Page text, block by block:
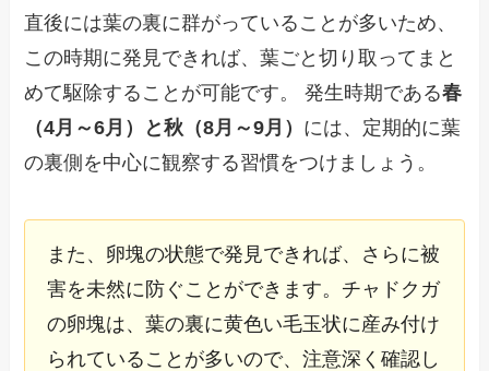
直後には葉の裏に群がっていることが多いため、
この時期に発見できれば、葉ごと切り取ってまと
めて駆除することが可能です。 発生時期である春
（4月～6月）と秋（8月～9月） には、定期的に葉
の裏側を中心に観察する習慣をつけましょう。
また、卵塊の状態で発見できれば、さらに被
害を未然に防ぐことができます。チャドクガ
の卵塊は、葉の裏に黄色い毛玉状に産み付け
られていることが多いので、注意深く確認し